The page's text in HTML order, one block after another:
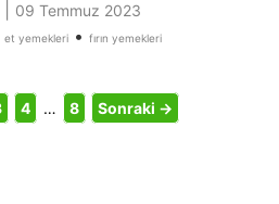
09 Temmuz 2023
et yemekleri• fırın yemekleri
4 … 8 Sonraki →